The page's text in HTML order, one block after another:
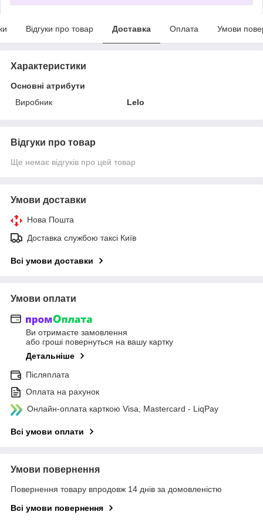
Відгуки про товар Доставка Оплата Умови
Характеристики
Основні атрибути
Виробник
Lelo
Відгуки про товар
Ще немає відгуків про цей товар
Умови доставки
Нова Пошта
Доставка службою таксі Київ
Всі умови доставки
Умови оплати
Ви отримаєте замовлення
або гроші повернуться на вашу картку
Детальніше
Післяплата
Оплата на рахунок
Онлайн-оплата карткою Visa, Mastercard - LiqPay
Всі умови оплати
Умови повернення
Повернення товару впродовж 14 днів за домовленістю
Всі умови повернення